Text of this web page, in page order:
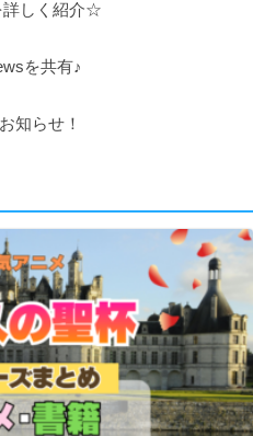
詳しく紹介☆
を共有♪
知らせ！